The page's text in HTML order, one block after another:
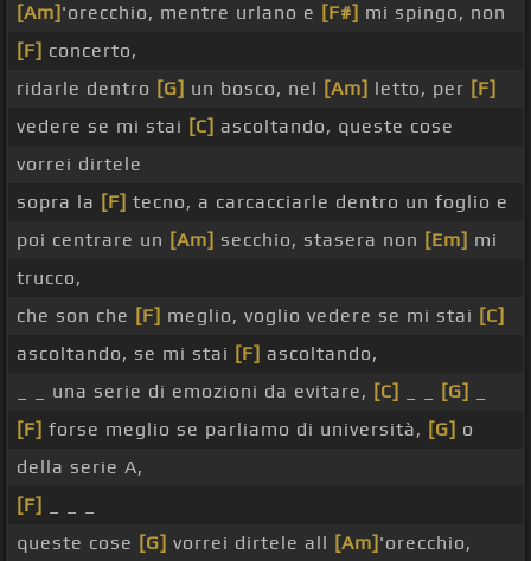
[Am] 'orecchio, mentre urlano e [F#] mi spingo, non
[F] concerto,
ridarle dentro [G] un bosco, nel [Am] letto, per [F]
vedere se mi stai [C] ascoltando, queste cose
vorrei dirtele
sopra la [F] tecno, a carcacciarle dentro un foglio e
poi centrare un [Am] secchio, stasera non [Em] mi
trucco,
che son che [F] meglio, voglio vedere se mi stai [C]
ascoltando, se mi stai [F] ascoltando,
_ _ una serie di emozioni da evitare, [C] [G]
[F] forse meglio se parliamo di università, [G] o
della serie A,
[F]
queste cose [G] vorrei dirtele all [Am] 'orecchio,